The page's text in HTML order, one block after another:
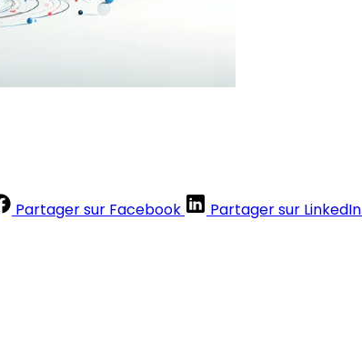
Partager sur Facebook Partager sur LinkedIn